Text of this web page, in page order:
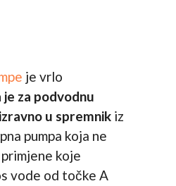
je vrlo
je za podvodnu
u spremnik iz
pumpa koja ne
koje
vode od točke A